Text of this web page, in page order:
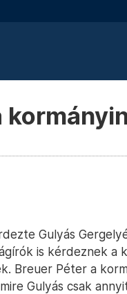
Gulyás
is kérdeznek a
Breuer Péter a
Gulyás csak